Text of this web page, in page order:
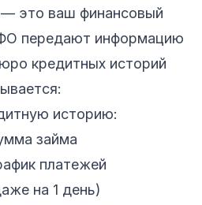
— это ваш финансовый
передают информацию
кредитных историй
историю:
займа
платежей
на 1 день)